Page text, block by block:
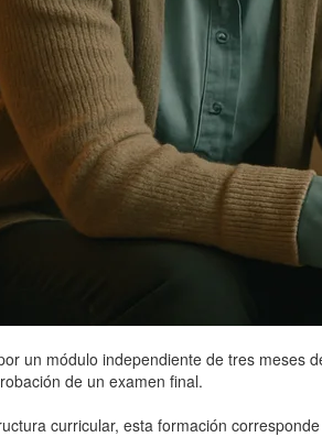
un módulo independiente de tres meses
de un examen final.
curricular, esta formación